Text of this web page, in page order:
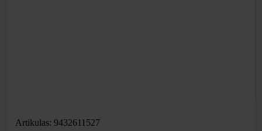
Artikulas: 9432611527